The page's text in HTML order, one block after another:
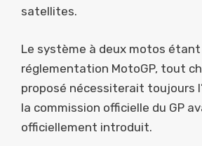
satellites.
Le système à deux motos
réglementation MotoGP, tout
proposé nécessiterait toujours
la commission officielle du GP
officiellement introduit.